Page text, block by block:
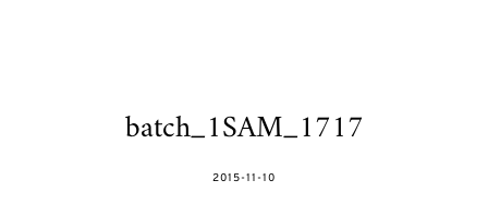
batch_1SAM_1717
POSTED
2015-11-10